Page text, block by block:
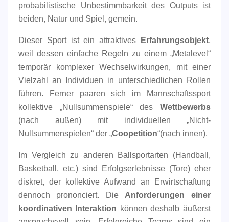
probabilistische Unbestimmbarkeit des Outputs ist
beiden, Natur und Spiel, gemein.
Dieser Sport ist ein attraktives Erfahrungsobjekt,
weil dessen einfache Regeln zu einem „Metalevel“
temporär komplexer Wechselwirkungen, mit einer
Vielzahl an Individuen in unterschiedlichen Rollen
führen. Ferner paaren sich im Mannschaftssport
kollektive „Nullsummenspiele“ des Wettbewerbs
(nach außen) mit individuellen „Nicht-
Nullsummenspielen“ der „Coopetition“(nach innen).
Im Vergleich zu anderen Ballsportarten (Handball,
Basketball, etc.) sind Erfolgserlebnisse (Tore) eher
diskret, der kollektive Aufwand an Erwirtschaftung
dennoch prononciert. Die Anforderungen einer
koordinativen Interaktion können deshalb äußerst